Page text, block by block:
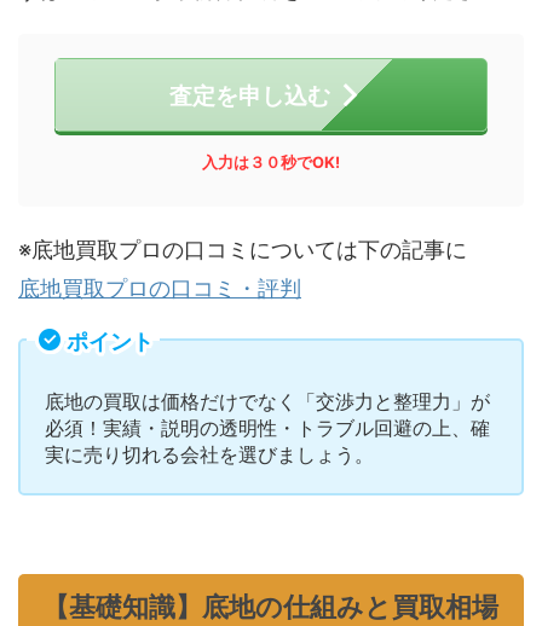
査定を申し込む
入力は３０秒でOK!
※底地買取プロの口コミについては下の記事に
底地買取プロの口コミ・評判
ポイント
底地の買取は価格だけでなく「交渉力と整理力」が
必須！実績・説明の透明性・トラブル回避の上、確
実に売り切れる会社を選びましょう。
【基礎知識】底地の仕組みと買取相場